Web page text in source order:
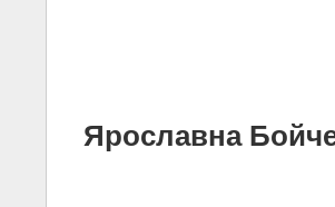
Ярославна